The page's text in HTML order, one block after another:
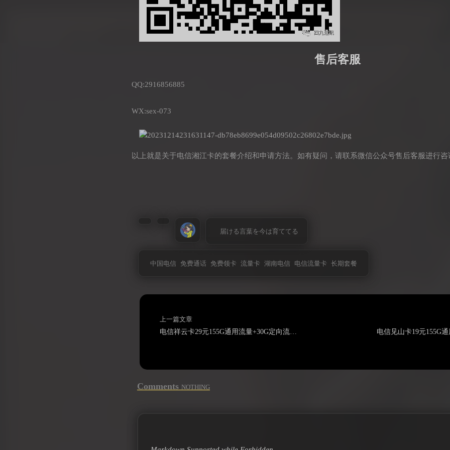
售后客服
QQ:2916856885
WX:sex-073
以上就是关于电信湘江卡的套餐介绍和申请方法。如有疑问，请联系微信公众号售后客服进行咨
届ける言葉を今は育ててる
中国电信 免费通话 免费领卡 流量卡 湖南电信 电信流量卡 长期套餐
上一篇文章
Comments NOTHING